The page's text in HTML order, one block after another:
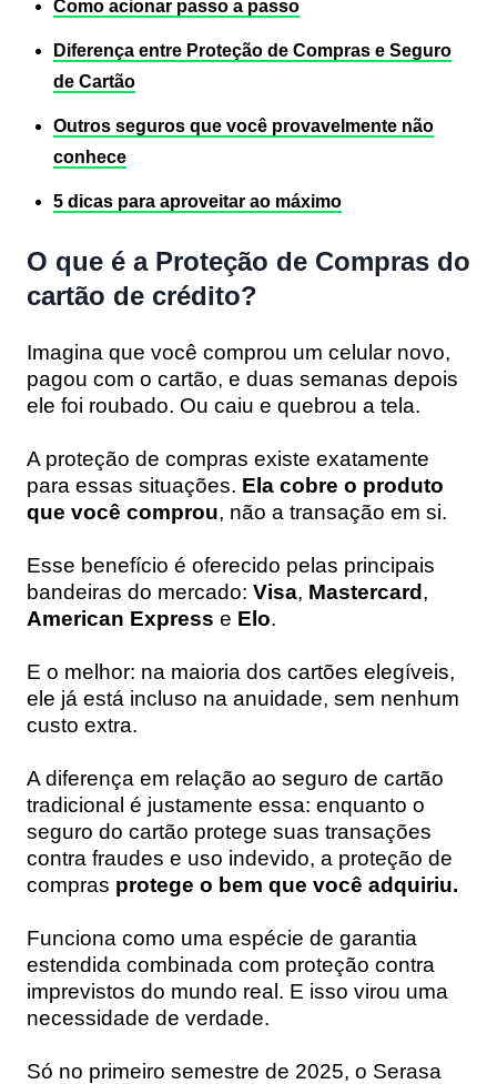
Como acionar passo a passo
Diferença entre Proteção de Compras e Seguro
de Cartão
Outros seguros que você provavelmente não
conhece
5 dicas para aproveitar ao máximo
O que é a Proteção de Compras do
cartão de crédito?
Imagina que você comprou um celular novo,
pagou com o cartão, e duas semanas depois
ele foi roubado. Ou caiu e quebrou a tela.
A proteção de compras existe exatamente
para essas situações. Ela cobre o produto
que você comprou, não a transação em si.
Esse benefício é oferecido pelas principais
bandeiras do mercado: Visa, Mastercard,
American Express e Elo.
E o melhor: na maioria dos cartões elegíveis,
ele já está incluso na anuidade, sem nenhum
custo extra.
A diferença em relação ao seguro de cartão
tradicional é justamente essa: enquanto o
seguro do cartão protege suas transações
contra fraudes e uso indevido, a proteção de
compras protege o bem que você adquiriu.
Funciona como uma espécie de garantia
estendida combinada com proteção contra
imprevistos do mundo real. E isso virou uma
necessidade de verdade.
Só no primeiro semestre de 2025, o Serasa